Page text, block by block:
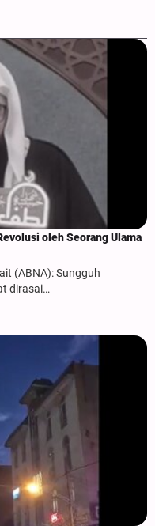
oleh Seorang Ulama
(ABNA): Sungguh
dirasai…